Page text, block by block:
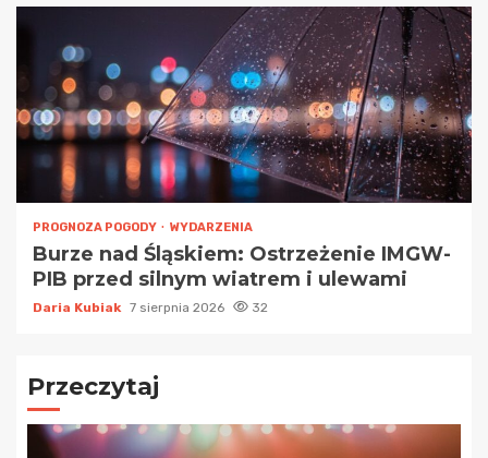
PROGNOZA POGODY WYDARZENIA
Burze nad Śląskiem: Ostrzeżenie IMGW-
PIB przed silnym wiatrem i ulewami
Daria Kubiak 7 sierpnia 2026 32
Przeczytaj